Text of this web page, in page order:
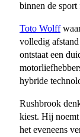
binnen de sport
Toto Wolff
volledig
ontstaat een
hybride
Rushbrook
kiest. Hij
het eveneens